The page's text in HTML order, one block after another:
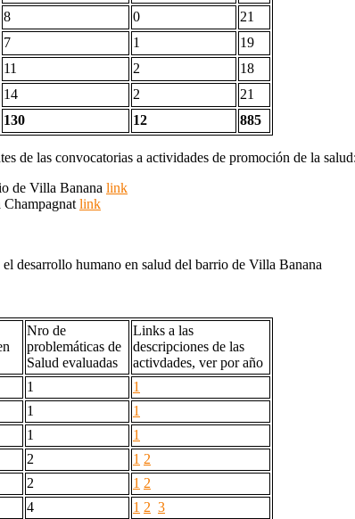
8 0
21
7 1
19
11 2
18
14 2
21
130 12 885
de las convocatorias a actividades de promoción de la salud:
de Villa Banana link
link
desarrollo humano en salud del barrio de Villa Banana
Nro de
problemáticas de
Salud evaluadas
Links a las
descripciones de las
activdades, ver por año
1
1
1
1
1
1
2 1 2
2 1 2
4 1 2 3